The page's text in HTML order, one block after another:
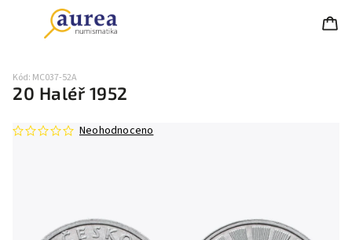
20 Haléř 1952
Kód: MC037-52A
Neohodnoceno